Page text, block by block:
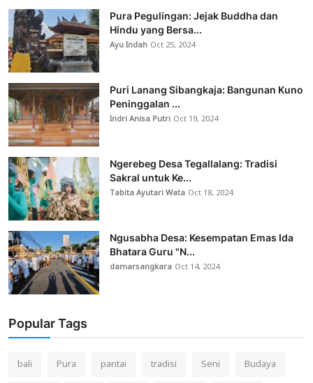
Pura Pegulingan: Jejak Buddha dan
Hindu yang Bersa...
Ayu Indah Oct 25, 2024
Puri Lanang Sibangkaja: Bangunan Kuno
Peninggalan ...
Indri Anisa Putri Oct 19, 2024
Ngerebeg Desa Tegallalang: Tradisi
Sakral untuk Ke...
Tabita Ayutari Wata Oct 18, 2024
Ngusabha Desa: Kesempatan Emas Ida
Bhatara Guru "N...
damarsangkara Oct 14, 2024
Popular Tags
bali Pura pantai tradisi Seni
Budaya